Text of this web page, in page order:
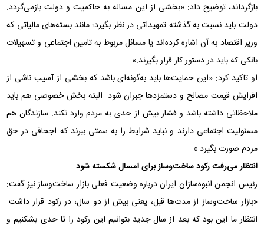
بازگرداند، توضیح داد: «بخشی از این مساله به حاکمیت و دولت بازمی‌گردد.
دولت باید نسبت به گذشته تمهیداتی در نظر بگیرد؛ مانند بسته‌های مالیاتی که
وزیر اقتصاد به آن اشاره کرده‌اند یا مسائل مربوط به تامین اجتماعی و تسهیلات
بانکی که باید در دستور کار قرار بگیرند.»
او تاکید کرد: «این حمایت‌ها باید به‌گونه‌ای باشد که بخشی از آسیب ناشی از
افزایش قیمت مصالح و دستمزدها جبران شود. البته بخش خصوصی هم باید
ملاحظاتی داشته باشد و فشار بیش از حدی به مردم وارد نکند. سازندگان هم
مسئولیت اجتماعی دارند و نباید شرایط را به سمتی ببرند که اجحافی در حق
مردم صورت بگیرد.»
انتظار می‌رفت رکود ساخت‌وساز برای امسال شکسته شود
رئیس انجمن انبوه‌سازان ایران درباره وضعیت فعلی بازار ساخت‌وساز نیز گفت:
«بازار ساخت‌وساز از مدت‌ها قبل، یعنی بیش از دو سال، در رکود قرار داشت.
انتظار ما این بود که بعد از سال جدید بتوانیم این رکود را تا حدی بشکنیم و